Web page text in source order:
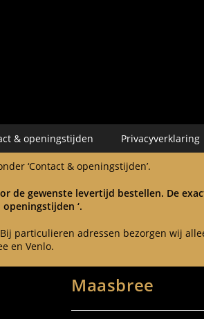
& openingstijden Privacyverklaring
‘Contact & openingstijden’.
de gewenste levertijd bestellen. De
‘.
particulieren adressen bezorgen wij
en Venlo.
Maasbree